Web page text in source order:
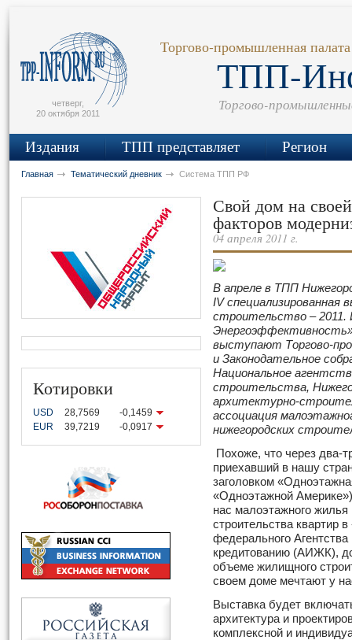
четверг,
20 октября 2011
Торгово-промышленная
ТПП-
Торгово-
Издания ТПП представляет Регион
Главная Тематический дневник Система ТПП РФ
Котировки
USD 28,7569
-0,1459
EUR
39,7219 -0,0917
Свой дом на
факторов
04 апреля 2011 г.
В апреле в ТПП
IV
строительство –2011.
выступают Торгово-
и Законодательное
Национальное
строительства,
архитектурно-
ассоциация
нижегородских
Похоже, что через два-
приехавший в нашу
заголовком
«Одноэтажной
нас малоэтажного
строительства квартир
федерального
кредитованию (АИЖК),
объеме жилищного
своем доме мечтают у
Выставка будет
архитектура и
комплексной и